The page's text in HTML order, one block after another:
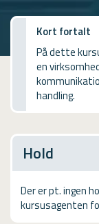
Kursusoversigt
USMA
Videoguides
Kort fortalt
På dette
en
handling.
Hold
Der er pt. ingen
kursusagenten